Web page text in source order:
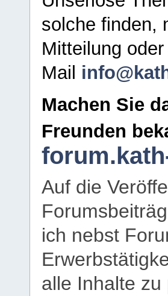
solche finden,
Mitteilung
Mail
Machen Sie
Freunden
Auf die
ich nebst
alle Inhalte